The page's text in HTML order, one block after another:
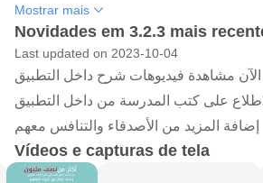
Ciências - Estudos Sociais - Física -
Filosofia - Lógica - Estática - Dinâmica
Árabe - Geografia - História" e outras
Você vai se destacar sem
de esforço
Porque entendemos o aluno e suas
Mostrar mais
Novidades em 3.2.3 mais
Last updated on 2023-10-04
مشاهدة فيديوهات شرح داخل التطبيق
على كتب المدرسة من داخل التطبيق
إضافة المزيد من الأصدقاء والتنافس معهم
Vídeos e capturas de tela